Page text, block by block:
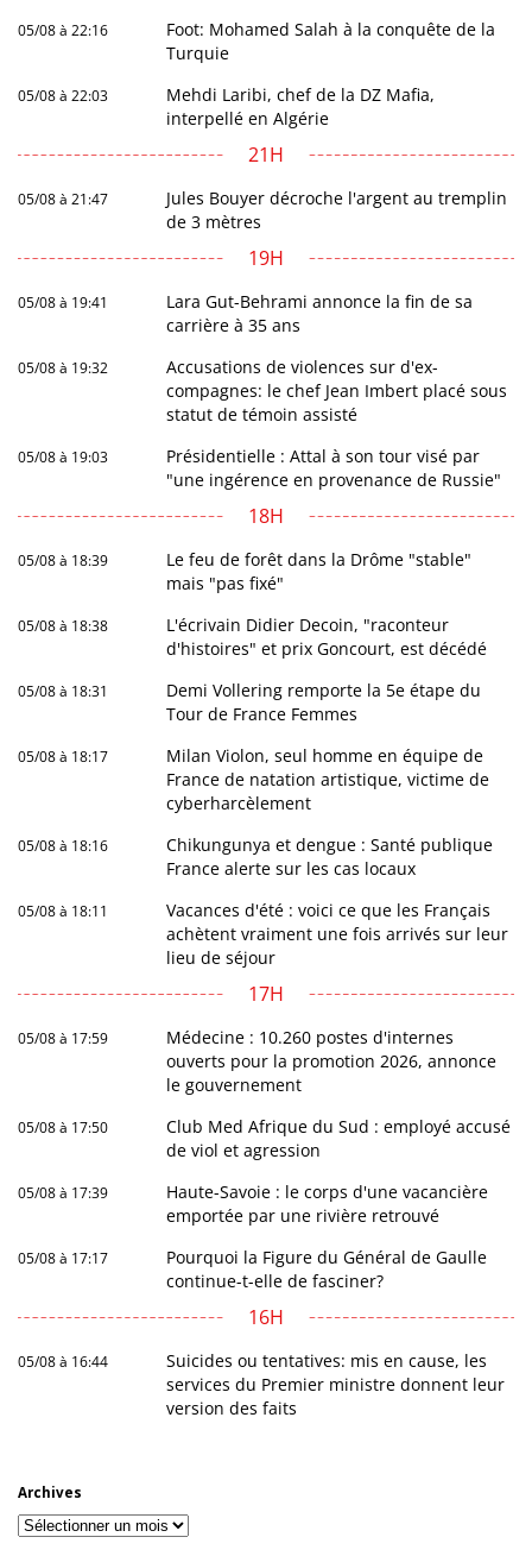
05/08 à 22:16
Foot: Mohamed Salah à la conquête de la
Turquie
05/08 à 22:03
Mehdi Laribi, chef de la DZ Mafia,
interpellé en Algérie
21H
05/08 à 21:47
Jules Bouyer décroche l'argent au tremplin
de 3 mètres
19H
05/08 à 19:41
Lara Gut-Behrami annonce la fin de sa
carrière à 35 ans
05/08 à 19:32
Accusations de violences sur d'ex-
compagnes: le chef Jean Imbert placé sous
statut de témoin assisté
05/08 à 19:03
Présidentielle : Attal à son tour visé par
"une ingérence en provenance de Russie"
18H
05/08 à 18:39
Le feu de forêt dans la Drôme "stable"
mais "pas fixé"
05/08 à 18:38
L'écrivain Didier Decoin, "raconteur
d'histoires" et prix Goncourt, est décédé
05/08 à 18:31
Demi Vollering remporte la 5e étape du
Tour de France Femmes
05/08 à 18:17
Milan Violon, seul homme en équipe de
France de natation artistique, victime de
cyberharcèlement
05/08 à 18:16
Chikungunya et dengue : Santé publique
France alerte sur les cas locaux
05/08 à 18:11
Vacances d'été : voici ce que les Français
achètent vraiment une fois arrivés sur leur
lieu de séjour
17H
05/08 à 17:59
Médecine : 10.260 postes d'internes
ouverts pour la promotion 2026, annonce
le gouvernement
05/08 à 17:50
Club Med Afrique du Sud : employé accusé
de viol et agression
05/08 à 17:39
Haute-Savoie : le corps d'une vacancière
emportée par une rivière retrouvé
05/08 à 17:17
Pourquoi la Figure du Général de Gaulle
continue-t-elle de fasciner?
16H
05/08 à 16:44
Suicides ou tentatives: mis en cause, les
services du Premier ministre donnent leur
version des faits
Archives
Archives